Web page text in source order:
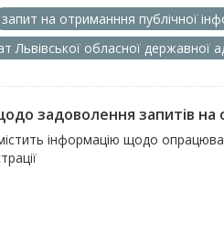
запит на отриманння публічної
Львівської обласної державної
задоволення запитів на
інформацію щодо